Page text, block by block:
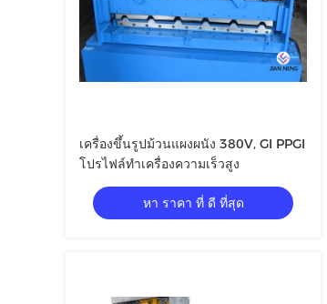
เครื่องขึ้นรูปม้วนแผงผนัง 380V, GI PPGI
โปรไฟล์ทำเครื่องความเร็วสูง
หา ราคา ที่ ดี ที่สุด